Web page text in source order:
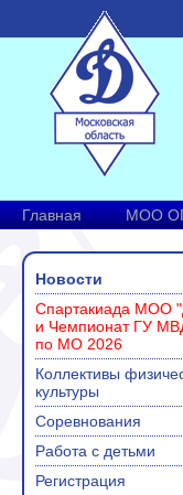
Главная МОО
Новости
Спартакиада МОО
и Чемпионат ГУ
по МО 2026
Коллективы
культуры
Соревнования
Работа с детьми
Регистрация